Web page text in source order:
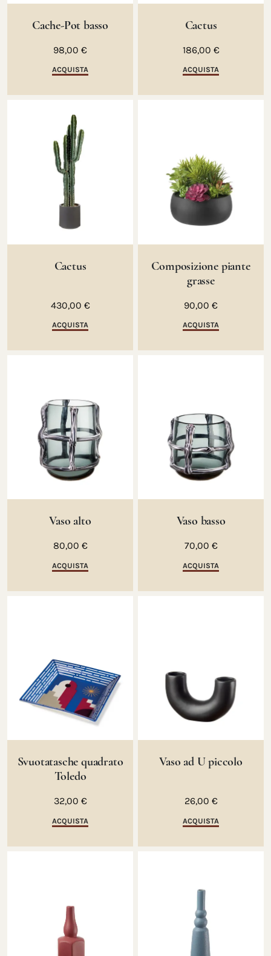
Cache-Pot basso
98,00 €
ACQUISTA
Cactus
186,00 €
ACQUISTA
Cactus
430,00 €
ACQUISTA
Composizione piante
grasse
90,00 €
ACQUISTA
Vaso alto
80,00 €
ACQUISTA
Vaso basso
70,00 €
ACQUISTA
Svuotatasche quadrato
Toledo
32,00 €
ACQUISTA
Vaso ad U piccolo
26,00 €
ACQUISTA